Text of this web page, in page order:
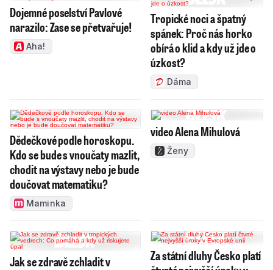
Dojemné poselství Pavlové
narazilo: Zase se přetvařuje!
Aha!
Tropické noci a špatný
spánek: Proč nás horko
obírá o klid a kdy už jde o
úzkost?
Dáma
Dědečkové podle horoskopu.
Kdo se bude s vnoučaty mazlit,
chodit na výstavy nebo je bude
doučovat matematiku?
Maminka
video Alena Mihulová
Ženy
Jak se zdravě zchladit v
Za státní dluhy Česko platí